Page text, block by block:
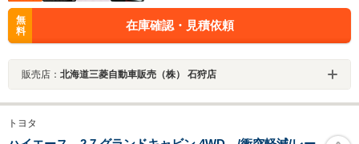
無
料
在庫確認・見積依頼
販売店： 北海道三菱自動車販売（株） 石狩店
トヨタ